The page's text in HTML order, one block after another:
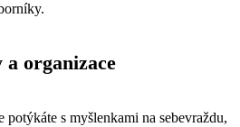
organizace
s myšlenkami na sebevraždu,